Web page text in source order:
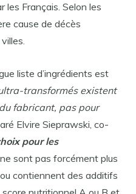
les Français. Selon les
cause de décès
liste d’ingrédients est
transformés existent
fabricant, pas pour
Elvire Sieprawski, co-
pour les
sont pas forcément plus
contiennent des additifs